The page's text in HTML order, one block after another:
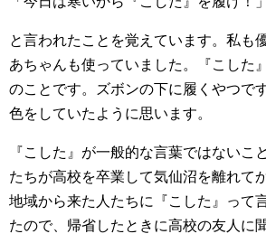
と言われたことを覚えています。私も
あちゃんも使っていました。『こした
のことです。ズボンの下に履くやつで
色をしていたように思います。
『こした』が一般的な言葉ではないこ
たちが高校を卒業して気仙沼を離れて
地域から来た人たちに『こした』って
たので、帰省したときに高校の友人に